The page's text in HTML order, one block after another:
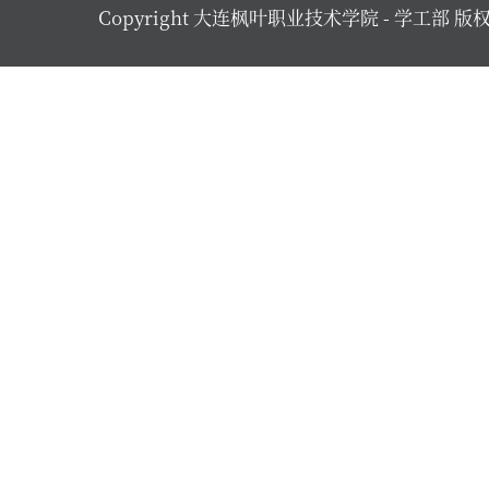
Copyright 大连枫叶职业技术学院 - 学工部 版